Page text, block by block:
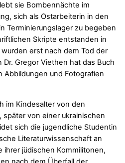
sie Bombennächte im
sich als Ostarbeiterin in den
Terminierungslager zu begeben
Skripte entstanden in
erst nach dem Tod der
Gregor Viethen hat das Buch
Abbildungen und Fotografien
im Kindesalter von den
von einer ukrainischen
sich die jugendliche Studentin
Literaturwissenschaft an
ihrer jüdischen Kommilitonen,